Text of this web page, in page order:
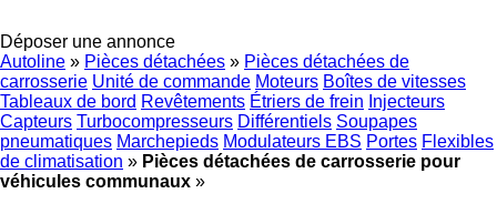
Déposer une annonce
Autoline » Pièces détachées » Pièces détachées de
carrosserie Unité de commande Moteurs Boîtes de vitesses
Tableaux de bord Revêtements Étriers de frein Injecteurs
Capteurs Turbocompresseurs Différentiels Soupapes
pneumatiques Marchepieds Modulateurs EBS Portes Flexibles
de climatisation » Pièces détachées de carrosserie pour
véhicules communaux »